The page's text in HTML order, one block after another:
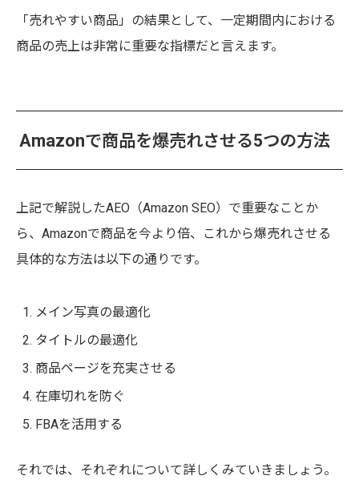
「売れやすい商品」の結果として、一定期間内における
商品の売上は非常に重要な指標だと言えます。
Amazonで商品を爆売れさせる5つの方法
上記で解説したAEO（Amazon SEO）で重要なことか
ら、Amazonで商品を今より倍、これから爆売れさせる
具体的な方法は以下の通りです。
メイン写真の最適化
タイトルの最適化
商品ページを充実させる
在庫切れを防ぐ
FBAを活用する
それでは、それぞれについて詳しくみていきましょう。